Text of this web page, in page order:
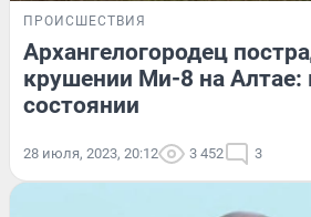
ПРОИСШЕСТВИЯ
Архангелогородец
крушении Ми-8 на Алтае:
состоянии
28 июля, 2023, 20:12 3 452 3